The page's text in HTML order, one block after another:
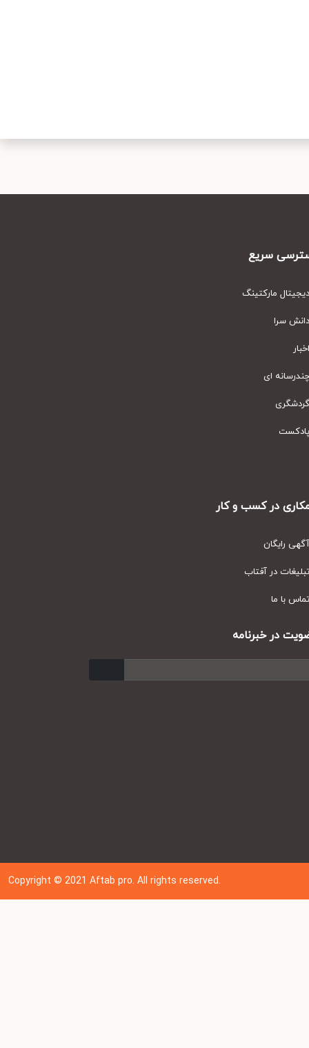
سریع
مارکتینگ
سرا
ای
در کسب و کار
رایگان
در آفتاب
با ما
در خبرنامه
Copyright © 202 1Aftab pro. All rights reserved.